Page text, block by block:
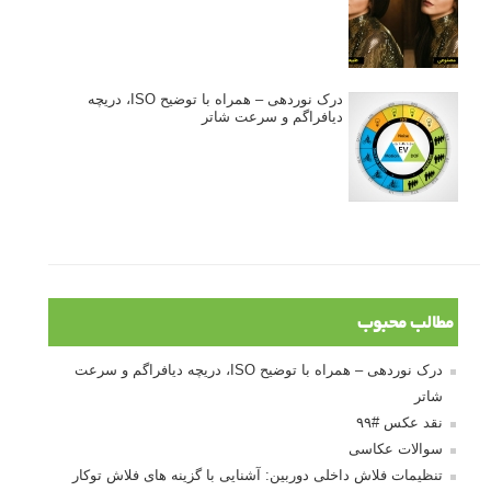
درک نوردهی – همراه با توضیح ISO، دریچه
دیافراگم و سرعت شاتر
مطالب محبوب
درک نوردهی – همراه با توضیح ISO، دریچه دیافراگم و سرعت
شاتر
نقد عکس #۹۹
سوالات عکاسی
تنظیمات فلاش داخلی دوربین: آشنایی با گزینه های فلاش توکار